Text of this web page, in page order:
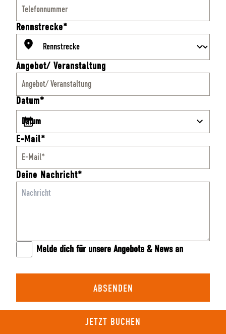
JETZT BUCHEN
Rennstrecke*
Angebot/ Veranstaltung
Datum*
E-Mail*
Deine Nachricht*
Melde dich für unsere Angebote & News an
ABSENDEN